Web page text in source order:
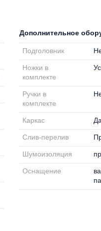
Дополнительное
Подголовник
Ножки в
комплекте
Ручки в
комплекте
Каркас
Слив-перелив
Шумоизоляция
Оснащение